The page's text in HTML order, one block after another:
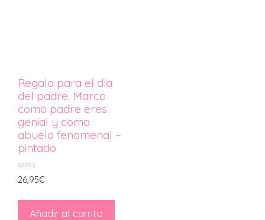
Regalo para el día
del padre. Marco
como padre eres
genial y como
abuelo fenomenal –
pintado
0
d
5
26,95€
Añadir al carrito